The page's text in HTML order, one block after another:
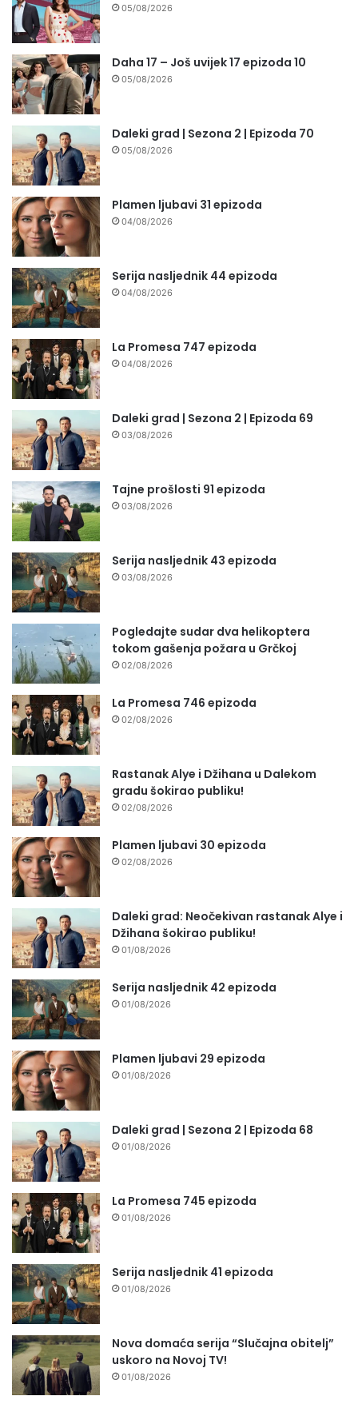
05/08/2026
Daha 17 – Još uvijek 17 epizoda 10
05/08/2026
Daleki grad | Sezona 2 | Epizoda 70
05/08/2026
Plamen ljubavi 31 epizoda
04/08/2026
Serija nasljednik 44 epizoda
04/08/2026
La Promesa 747 epizoda
04/08/2026
Daleki grad | Sezona 2 | Epizoda 69
03/08/2026
Tajne prošlosti 91 epizoda
03/08/2026
Serija nasljednik 43 epizoda
03/08/2026
Pogledajte sudar dva helikoptera
tokom gašenja požara u Grčkoj
02/08/2026
La Promesa 746 epizoda
02/08/2026
Rastanak Alye i Džihana u Dalekom
gradu šokirao publiku!
02/08/2026
Plamen ljubavi 30 epizoda
02/08/2026
Daleki grad: Neočekivan rastanak Alye i
Džihana šokirao publiku!
01/08/2026
Serija nasljednik 42 epizoda
01/08/2026
Plamen ljubavi 29 epizoda
01/08/2026
Daleki grad | Sezona 2 | Epizoda 68
01/08/2026
La Promesa 745 epizoda
01/08/2026
Serija nasljednik 41 epizoda
01/08/2026
Nova domaća serija “Slučajna obitelj”
uskoro na Novoj TV!
01/08/2026